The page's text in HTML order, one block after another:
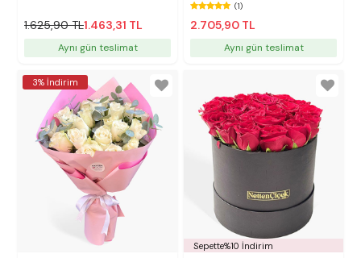
1.625,90 TL1.463,31 TL
Aynı gün teslimat
(1)
2.705,90 TL
Aynı gün teslimat
3% İndirim
Sepette%10 İndirim